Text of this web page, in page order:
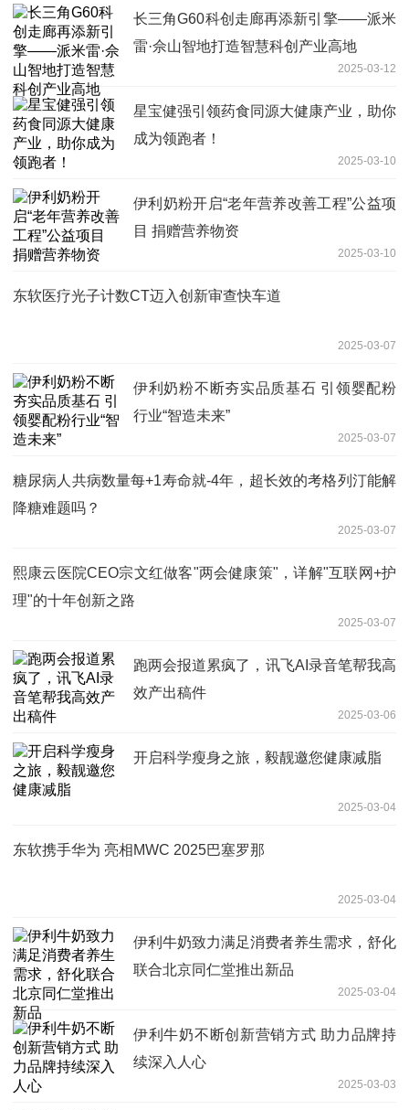
长三角G60科创走廊再添新引擎——派米
雷·佘山智地打造智慧科创产业高地
2025-03-12
星宝健强引领药食同源大健康产业，助你
成为领跑者！
2025-03-10
伊利奶粉开启“老年营养改善工程”公益项
目 捐赠营养物资
2025-03-10
东软医疗光子计数CT迈入创新审查快车道
2025-03-07
伊利奶粉不断夯实品质基石 引领婴配粉
行业“智造未来”
2025-03-07
糖尿病人共病数量每+1寿命就-4年，超长效的考格列汀能解
降糖难题吗？
2025-03-07
熙康云医院CEO宗文红做客"两会健康策"，详解"互联网+护
理"的十年创新之路
2025-03-07
跑两会报道累疯了，讯飞AI录音笔帮我高
效产出稿件
2025-03-06
开启科学瘦身之旅，毅靓邀您健康减脂
2025-03-04
东软携手华为 亮相MWC 2025巴塞罗那
2025-03-04
伊利牛奶致力满足消费者养生需求，舒化
联合北京同仁堂推出新品
2025-03-04
伊利牛奶不断创新营销方式 助力品牌持
续深入人心
2025-03-03